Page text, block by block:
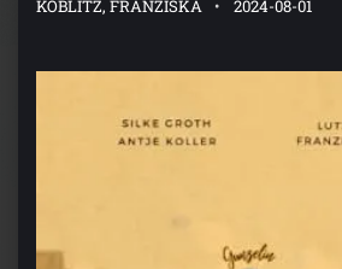
KOBLITZ, FRANZISKA 2024-08-01